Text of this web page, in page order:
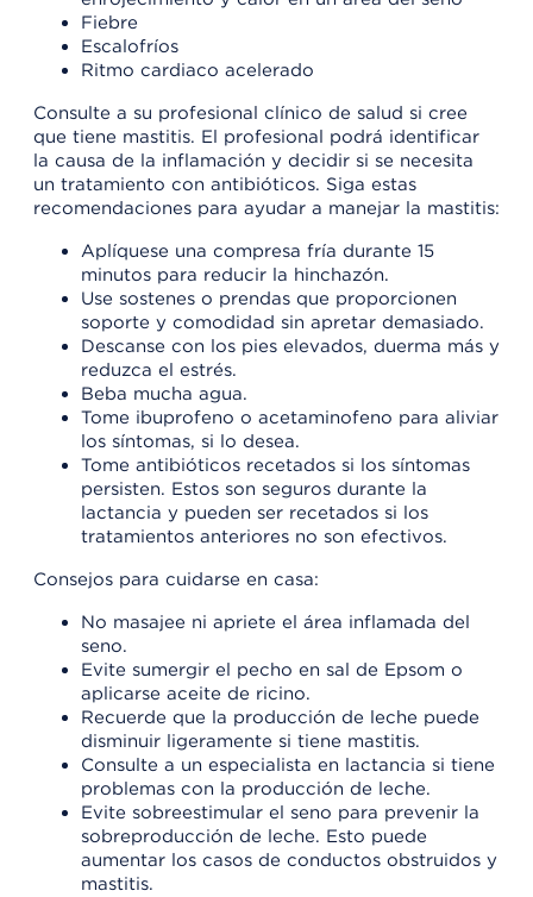
Fiebre
Escalofríos
Ritmo cardiaco acelerado
Consulte a su profesional clínico de salud si cree
que tiene mastitis. El profesional podrá identificar
la causa de la inflamación y decidir si se necesita
un tratamiento con antibióticos. Siga estas
recomendaciones para ayudar a manejar la mastitis:
Aplíquese una compresa fría durante 15
minutos para reducir la hinchazón.
Use sostenes o prendas que proporcionen
soporte y comodidad sin apretar demasiado.
Descanse con los pies elevados, duerma más y
reduzca el estrés.
Beba mucha agua.
Tome ibuprofeno o acetaminofeno para aliviar
los síntomas, si lo desea.
Tome antibióticos recetados si los síntomas
persisten. Estos son seguros durante la
lactancia y pueden ser recetados si los
tratamientos anteriores no son efectivos.
Consejos para cuidarse en casa:
No masajee ni apriete el área inflamada del
seno.
Evite sumergir el pecho en sal de Epsom o
aplicarse aceite de ricino.
Recuerde que la producción de leche puede
disminuir ligeramente si tiene mastitis.
Consulte a un especialista en lactancia si tiene
problemas con la producción de leche.
Evite sobreestimular el seno para prevenir la
sobreproducción de leche. Esto puede
aumentar los casos de conductos obstruidos y
mastitis.